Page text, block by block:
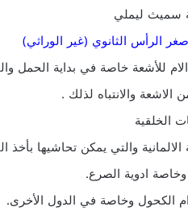
للأشعة خاصة في بداية الحمل
الاشعة والانتباه لذلك .